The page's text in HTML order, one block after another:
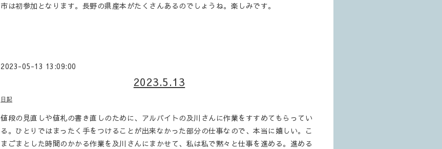
市は初参加となります。長野の県産本がたくさんあるのでしょうね。楽しみです。
2023-05-13 13:09:00
2023.5.13
日記
値段の見直しや値札の書き直しのために、アルバイトの及川さんに作業をすすめてもらってい
る。ひとりではまったく手をつけることが出来なかった部分の仕事なので、本当に嬉しい。こ
まごまとした時間のかかる作業を及川さんにまかせて、私は私で黙々と仕事を進める。進める